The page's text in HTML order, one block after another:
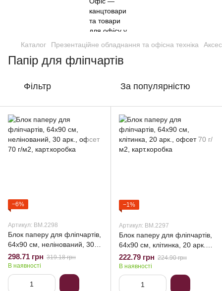
Каталог Презентаційне обладнання та офісна техніка
Папір для фліпчартів
Фільтр За популярністю
−6%
Артикул: BM.2298
Блок паперу для фліпчартів,
64х90 см, нелінований, 30
арк., офсет 70 г/м2,
карт.коробка
298.71 грн 319.18 грн
В наявності
−1%
Артикул: BM.2297
Блок паперу для фліпчартів,
64х90 см, клітинка, 20 арк.,
офсет 70 г/м2, карт.коробка
222.79 грн 224.90 грн
В наявності